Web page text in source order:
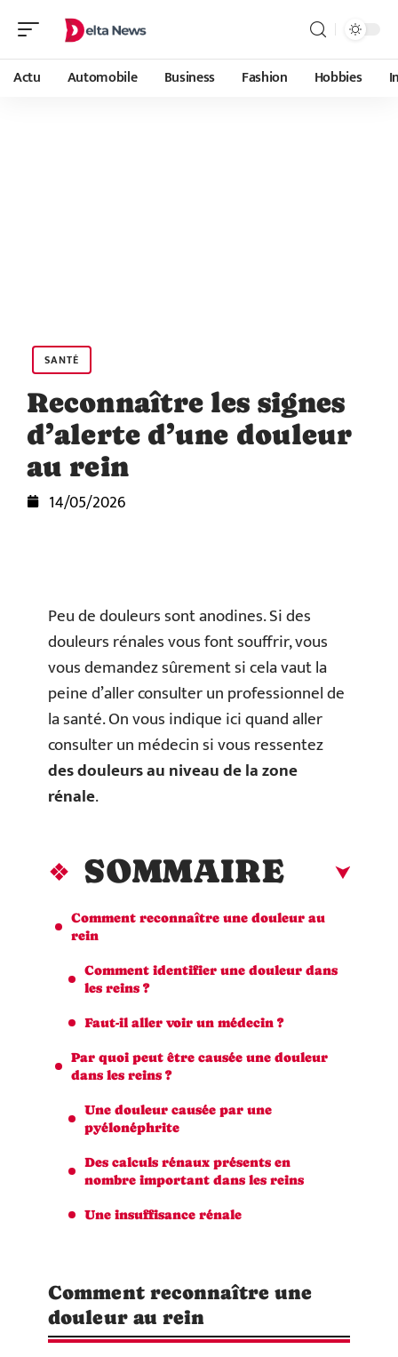
Actu Automobile Business Fashion Hobbies
SANTÉ
Reconnaître les signes
d’alerte d’une douleur
au rein
14/05/2026
Peu de douleurs sont anodines. Si des
douleurs rénales vous font souffrir, vous
vous demandez sûrement si cela vaut la
peine d’aller consulter un professionnel de
la santé. On vous indique ici quand aller
consulter un médecin si vous ressentez
des douleurs au niveau de la zone
rénale.
SOMMAIRE
Comment reconnaître une douleur au
rein
Comment identifier une douleur dans
les reins ?
Faut-il aller voir un médecin ?
Par quoi peut être causée une douleur
dans les reins ?
Une douleur causée par une
pyélonéphrite
Des calculs rénaux présents en
nombre important dans les reins
Une insuffisance rénale
Comment reconnaître une
douleur au rein